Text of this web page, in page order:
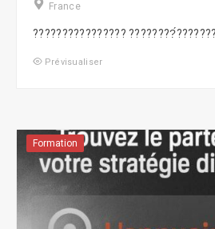
France
????????????????
Prévisualiser
Formation